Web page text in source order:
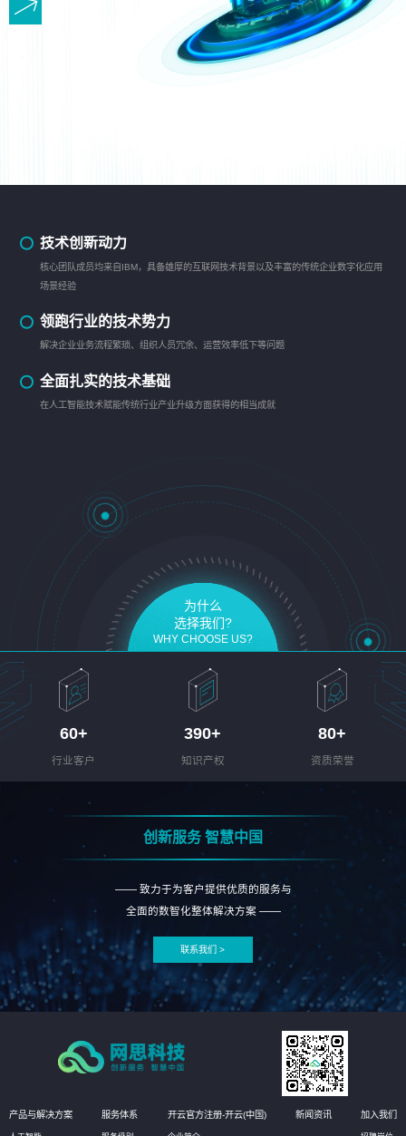
技术创新动力
核心团队成员均来自IBM，具备雄厚的互联网技术背景以及丰富的传统企业数字化应用
场景经验
领跑行业的技术势力
解决企业业务流程繁琐、组织人员冗余、运营效率低下等问题
全面扎实的技术基础
在人工智能技术赋能传统行业产业升级方面获得的相当成就
为什么
选择我们?
WHY CHOOSE US?
60+
行业客户
390+
知识产权
80+
资质荣誉
创新服务 智慧中国
—— 致力于为客户提供优质的服务与
全面的数智化整体解决方案 ——
联系我们 >
产品与解决方案 服务体系 开云官方注册-开云(中国) 新闻资讯 加入我们